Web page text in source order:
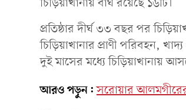
চিড়িয়াখানায় বাঘ রয়েছে ১৬টি।
প্রতিষ্ঠার দীর্ঘ ৩৩ বছর পর
চিড়িয়াখানার প্রাণী পরিবহন,
দুই মাসের মধ্যে চিড়িয়াখানায়
আরও পড়ুন: সরোয়ার